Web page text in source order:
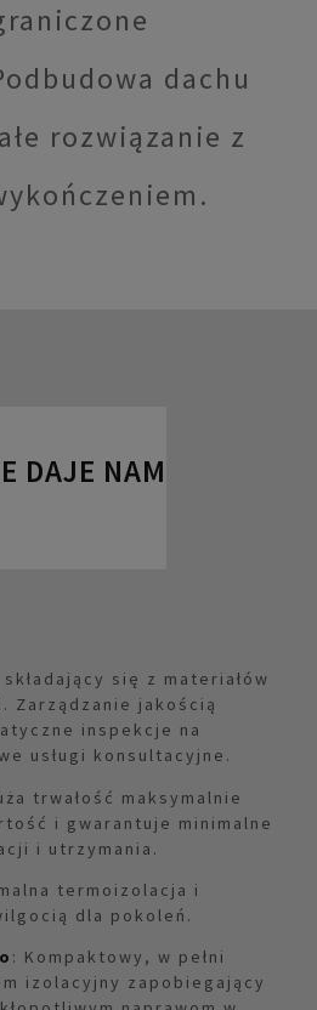
dachu
rozwiązanie z
DAJE NAM
się z materiałów
Zarządzanie jakością
inspekcje na
usługi konsultacyjne.
trwałość maksymalnie
i gwarantuje minimalne
i utrzymania.
termoizolacja i
dla pokoleń.
: Kompaktowy, w pełni
izolacyjny zapobiegający